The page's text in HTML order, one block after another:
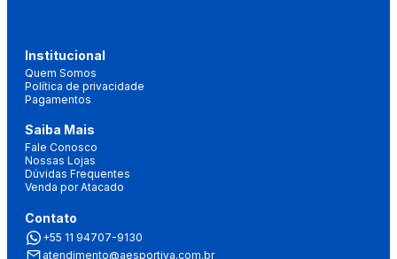
Institucional
Quem Somos
Política de privacidade
Pagamentos
Saiba Mais
Fale Conosco
Nossas Lojas
Dúvidas Frequentes
Venda por Atacado
Contato
+55 11 94707-9130
atendimento@aesportiva.com.br